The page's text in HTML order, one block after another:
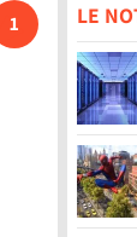
1 LE